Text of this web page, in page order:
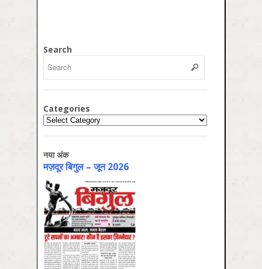
Search
Categories
Categories
नया अंक
मज़दूर बिगुल – जून 2026